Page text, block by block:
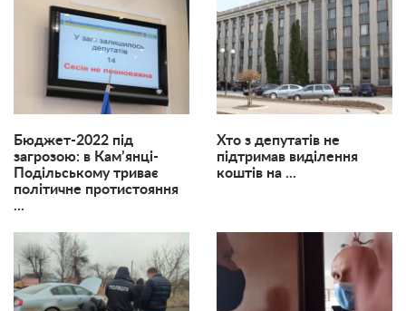
Бюджет-2022 під
загрозою: в Кам’янці-
Подільському триває
політичне протистояння
...
Хто з депутатів не
підтримав виділення
коштів на ...